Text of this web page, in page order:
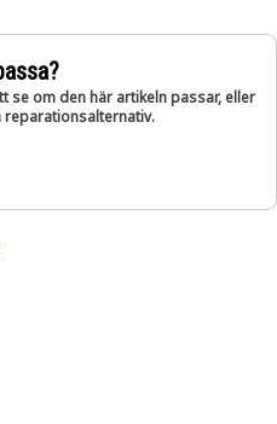
se om den här artikeln passar, eller